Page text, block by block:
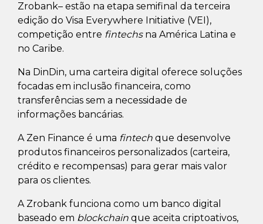
Zrobank– estão na etapa semifinal da terceira
edição do Visa Everywhere Initiative (VEI),
competição entre fintechsna América Latina e
no Caribe.
Na DinDin, uma carteira digital oferece soluções
focadas em inclusão financeira, como
transferências sem a necessidade de
informações bancárias.
A Zen Finance é uma fintech que desenvolve
produtos financeiros personalizados (carteira,
crédito e recompensas) para gerar mais valor
para os clientes.
A Zrobank funciona como um banco digital
baseado em blockchain que aceita criptoativos,